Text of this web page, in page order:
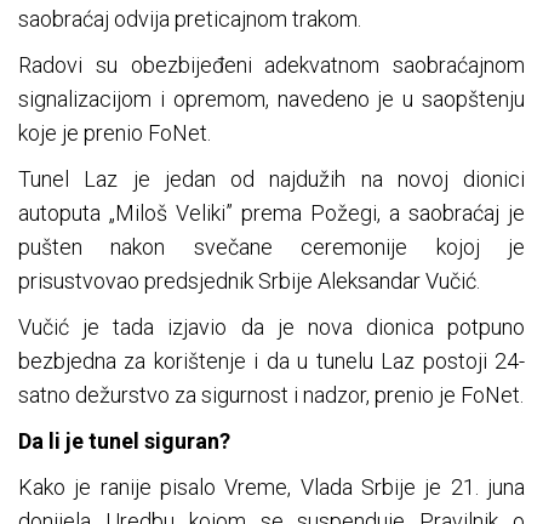
saobraćaj odvija preticajnom trakom.
Radovi su obezbijeđeni adekvatnom saobraćajnom
signalizacijom i opremom, navedeno je u saopštenju
koje je prenio FoNet.
Tunel Laz je jedan od najdužih na novoj dionici
autoputa „Miloš Veliki” prema Požegi, a saobraćaj je
pušten nakon svečane ceremonije kojoj je
prisustvovao predsjednik Srbije Aleksandar Vučić.
Vučić je tada izjavio da je nova dionica potpuno
bezbjedna za korištenje i da u tunelu Laz postoji 24-
satno dežurstvo za sigurnost i nadzor, prenio je FoNet.
Da li je tunel siguran?
Kako je ranije pisalo Vreme, Vlada Srbije je 21. juna